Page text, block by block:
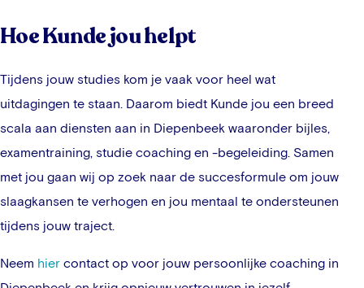
Hoe Kunde jou helpt
Tijdens jouw studies kom je vaak voor heel wat
uitdagingen te staan. Daarom biedt Kunde jou een breed
scala aan diensten aan in Diepenbeek waaronder bijles,
examentraining, studie coaching en -begeleiding. Samen
met jou gaan wij op zoek naar de succesformule om jouw
slaagkansen te verhogen en jou mentaal te ondersteunen
tijdens jouw traject.
Neem hier contact op voor jouw persoonlijke coaching in